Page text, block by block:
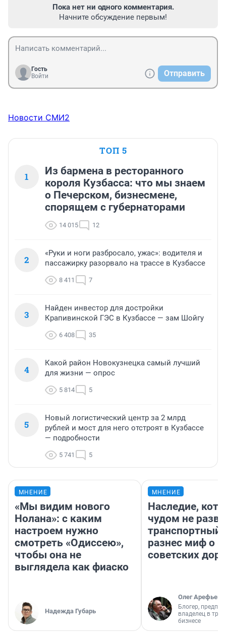
Пока нет ни одного комментария.
Начните обсуждение первым!
Гость
Войти
Отправить
Новости СМИ2
ТОП 5
1
Из бармена в ресторанного
короля Кузбасса: что мы знаем
о Печерском, бизнесмене,
спорящем с губернаторами
14 015 12
2
«Руки и ноги разбросало, ужас»: водителя и
пассажирку разорвало на трассе в Кузбассе
8 411 7
3
Найден инвестор для достройки
Крапивинской ГЭС в Кузбассе — зам Шойгу
6 408 35
4
Какой район Новокузнецка самый лучший
для жизни — опрос
5 814 5
5
Новый логистический центр за 2 млрд
рублей и мост для него отстроят в Кузбассе
— подробности
5 741 5
МНЕНИЕ
«Мы видим нового
Нолана»: с каким
настроем нужно
смотреть «Одиссею»,
чтобы она не
выглядела как фиаско
Надежда Губарь
МНЕНИЕ
Наследие,
чудом не
транспортный
разнес миф о
советских
Олег Арефьев
Блогер,
владелец в
бизнесе